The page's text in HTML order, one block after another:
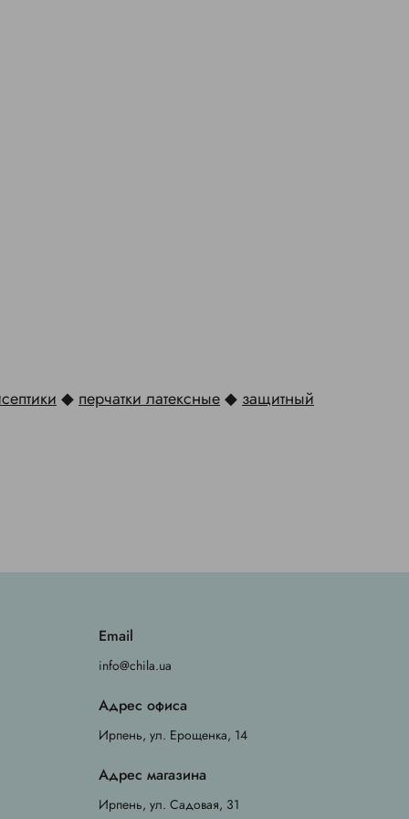
◆перчатки латексные◆защитный
Email
info@chila.ua
Адрес офиса
Ирпень, ул. Ерощенка, 14
Адрес магазина
Ирпень, ул. Садовая, 31